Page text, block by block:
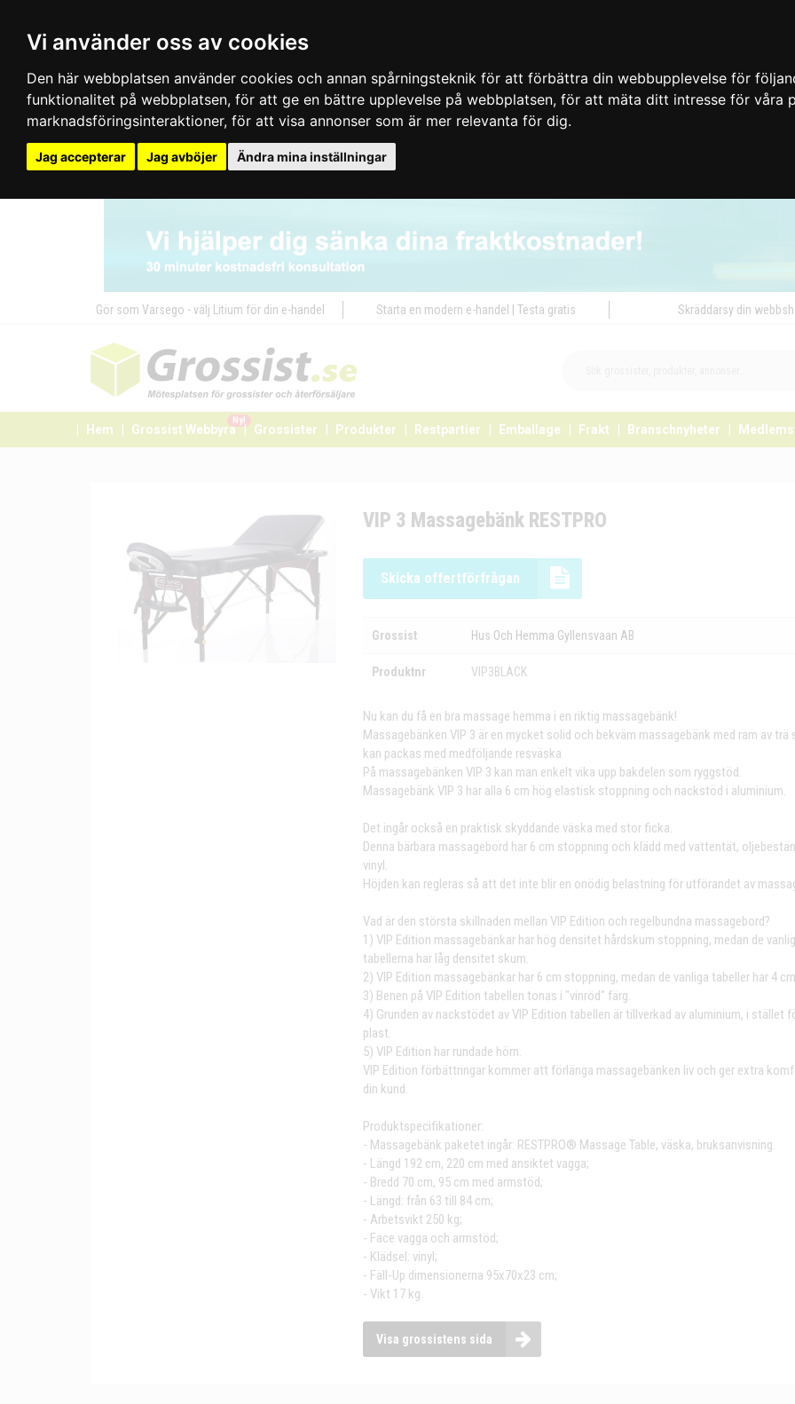
Vi använder oss av cookies
Den här webbplatsen använder cookies och annan spårningsteknik för att förbättra din webbupplevelse för
funktionalitet på webbplatsen, för att ge en bättre upplevelse på webbplatsen, för att mäta ditt intresse för våra
marknadsföringsinteraktioner, för att visa annonser som är mer relevanta för dig.
Jag accepterar Jag avböjer Ändra mina inställningar
Gör som Varsego - välj Litium för din e-handel Starta en modern e-handel | Testa gratis Skräddarsy din
Hem Grossist Webbyrå
Ny!
Grossister Produkter Restpartier Emballage Frakt Branschnyheter
VIP 3 Massagebänk RESTPRO
Skicka offertförfrågan
Grossist Hus Och Hemma Gyllensvaan AB
Produktnr VIP3BLACK
Nu kan du få en bra massage hemma i en riktig massagebänk!
Massagebänken VIP 3 är en mycket solid och bekväm massagebänk med ram av trä
kan packas med medföljande resväska
På massagebänken VIP 3 kan man enkelt vika upp bakdelen som ryggstöd.
Massagebänk VIP 3 har alla 6 cm hög elastisk stoppning och nackstöd i aluminium.
Det ingår också en praktisk skyddande väska med stor ficka.
Denna bärbara massagebord har 6 cm stoppning och klädd med vattentät,
vinyl.
Höjden kan regleras så att det inte blir en onödig belastning för utförandet av
Vad är den största skillnaden mellan VIP Edition och regelbundna massagebord?
1) VIP Edition massagebänkar har hög densitet hårdskum stoppning, medan de
tabellerna har låg densitet skum.
2) VIP Edition massagebänkar har 6 cm stoppning, medan de vanliga tabeller har 4
3) Benen på VIP Edition tabellen tonas i "vinröd" färg.
4) Grunden av nackstödet av VIP Edition tabellen är tillverkad av aluminium, i stället
plast.
5) VIP Edition har rundade hörn.
VIP Edition förbättringar kommer att förlänga massagebänken liv och ger extra
din kund.
Produktspecifikationer:
- Massagebänk paketet ingår: RESTPRO® Massage Table, väska, bruksanvisning.
- Längd 192 cm, 220 cm med ansiktet vagga;
- Bredd 70 cm, 95 cm med armstöd;
- Längd: från 63 till 84 cm;
- Arbetsvikt 250 kg;
- Face vagga och armstöd;
- Klädsel: vinyl;
- Fäll-Up dimensionerna 95x70x23 cm;
- Vikt 17 kg.
Visa grossistens sida